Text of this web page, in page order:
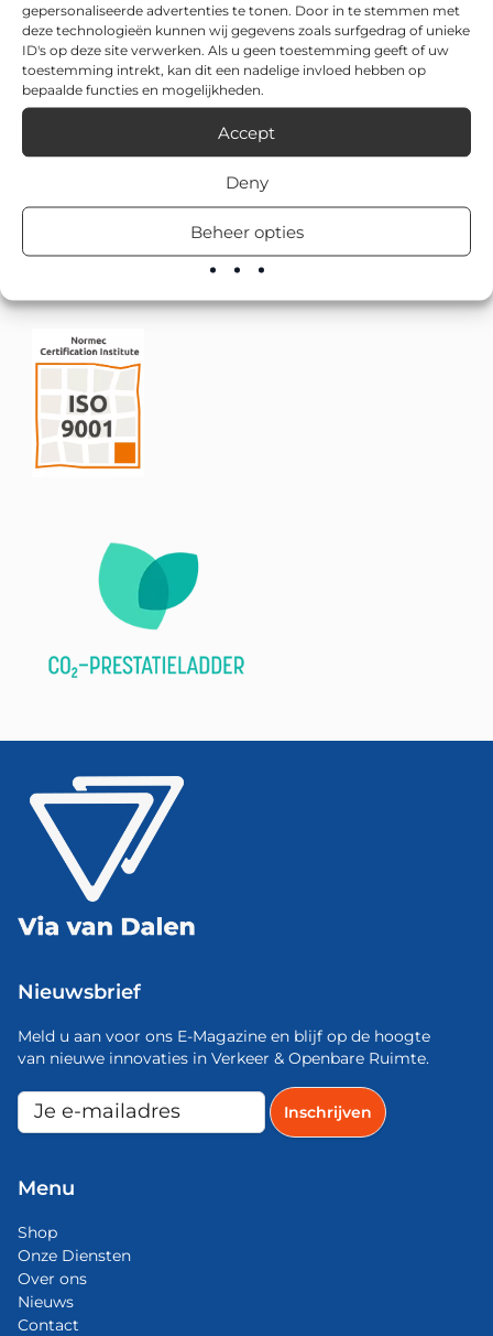
gepersonaliseerde advertenties te tonen. Door in te stemmen met
deze technologieën kunnen wij gegevens zoals surfgedrag of unieke
ID's op deze site verwerken. Als u geen toestemming geeft of uw
toestemming intrekt, kan dit een nadelige invloed hebben op
bepaalde functies en mogelijkheden.
Accept
Deny
Beheer opties
Nieuwsbrief
Meld u aan voor ons E-Magazine en blijf op de hoogte
van nieuwe innovaties in Verkeer & Openbare Ruimte.
Menu
Shop
Onze Diensten
Over ons
Nieuws
Contact